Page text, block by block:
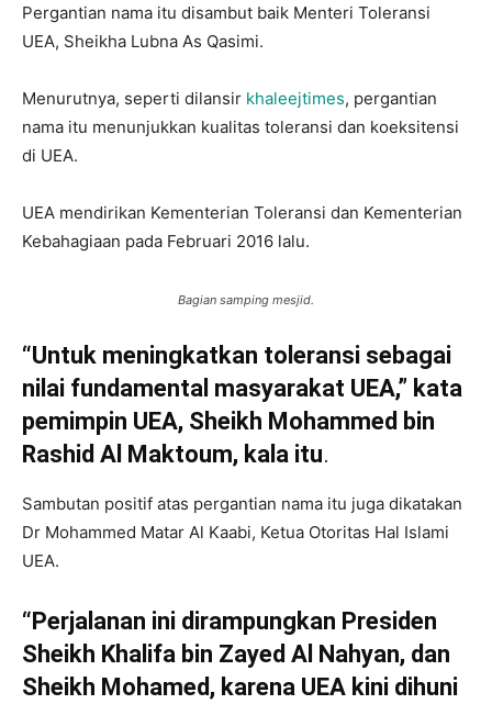
Pergantian nama itu disambut baik Menteri Toleransi
UEA, Sheikha Lubna As Qasimi.
Menurutnya, seperti dilansir khaleejtimes, pergantian
nama itu menunjukkan kualitas toleransi dan koeksitensi
di UEA.
UEA mendirikan Kementerian Toleransi dan Kementerian
Kebahagiaan pada Februari 2016 lalu.
Bagian samping mesjid.
“Untuk meningkatkan toleransi sebagai
nilai fundamental masyarakat UEA,” kata
pemimpin UEA, Sheikh Mohammed bin
Rashid Al Maktoum, kala itu.
Sambutan positif atas pergantian nama itu juga dikatakan
Dr Mohammed Matar Al Kaabi, Ketua Otoritas Hal Islami
UEA.
“Perjalanan ini dirampungkan Presiden
Sheikh Khalifa bin Zayed Al Nahyan, dan
Sheikh Mohamed, karena UEA kini dihuni